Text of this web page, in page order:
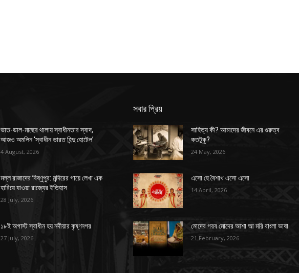
ভাত-ডাল-মাছের থালায় স্বাধীনতার স্বাদ,
আজও অমলিন ‘স্বাধীন ভারত হিন্দু হোটেল’
4 August, 2026
মল্ল রাজাদের বিষ্ণুপুর: মন্দিরের গায়ে লেখা এক
হারিয়ে যাওয়া রাজ্যের ইতিহাস
28 July, 2026
১৮ই অগাস্ট স্বাধীন হয় নদীয়ার কৃষ্ণনগর
27 July, 2026
সবার প্রিয়
সাহিত্য কী? আমাদের জীবনে এর গুরুত্ব
কতটুকু?
24 May, 2026
এসো হে বৈশাখ এসো এসো
14 April, 2026
মোদের গরব মোদের আশা আ মরি বাংলা ভাষা
21 February, 2026